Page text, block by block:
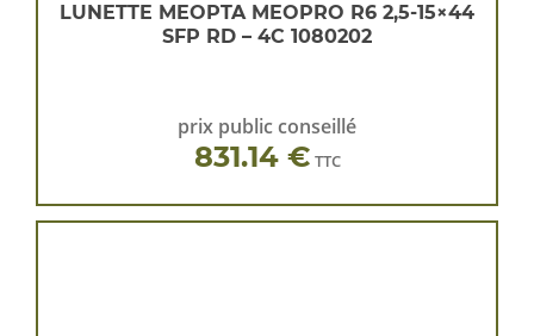
LUNETTE MEOPTA MEOPRO R6 2,5-15×44
SFP RD – 4C 1080202
prix public conseillé
831.14 € TTC